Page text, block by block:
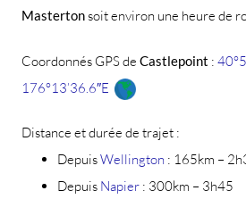
Mastertonsoit environ une heure de
Coordonnés GPS de Castlepoint :
176°13’36.6″E
Distance et durée de trajet :
DepuisWellington : 165km –
Depuis Napier: 300km – 3h45